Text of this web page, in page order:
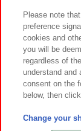
カスタマーハラス
Please note
preference
cookies and
you will be
regardless of
understand and
consent on the
below, then
Change your